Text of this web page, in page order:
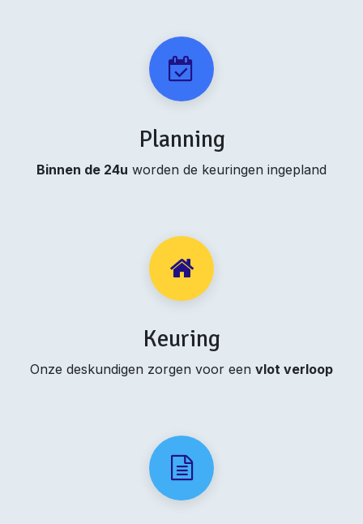
Planning
Binnen de 24u worden de keuringen ingepland
Keuring
Onze deskundigen zorgen voor een vlot verloop